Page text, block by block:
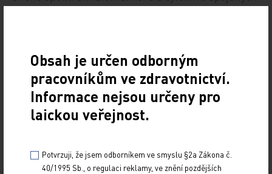
Léčivý přípravek Vabysmoje určen k léčbě
neovaskulární věkem podmíněné makulární
degenerace a diabetického makulárního edému.
Účinnou látkou jefaricimab, bispecifická
i vaskulární endotelový faktor A (VEGF A).
Duální
inhibice snižuje vaskulární permeabilitu a zánět,
Obsah je určen odborným
pracovníkům ve zdravotnictví.
Informace nejsou určeny pro
laickou veřejnost.
Potvrzuji, že jsem odborníkem ve smyslu §2a Zákona č.
40/1995 Sb., o regulaci reklamy, ve znění pozdějších